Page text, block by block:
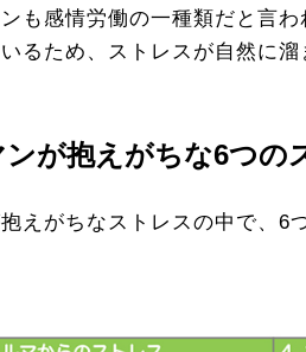
も感情労働の一種類だと言
るため、ストレスが自然に溜
ンが抱えがちな6つの
えがちなストレスの中で、6